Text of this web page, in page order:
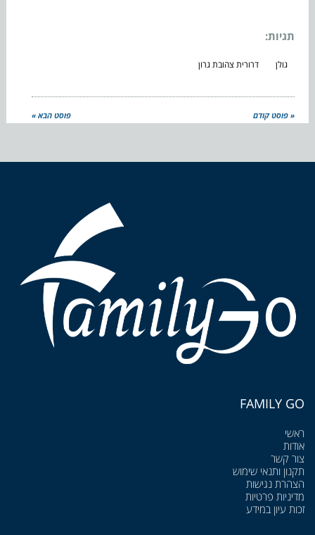
תגיות:
גולן דרורית צהובת גרון
« פוסט קודם פוסט הבא »
FAMILY GO
ראשי
אודות
צור קשר
תקנון ותנאי שימוש
הצהרת נגישות
מדיניות פרטיות
זכות עיון במידע